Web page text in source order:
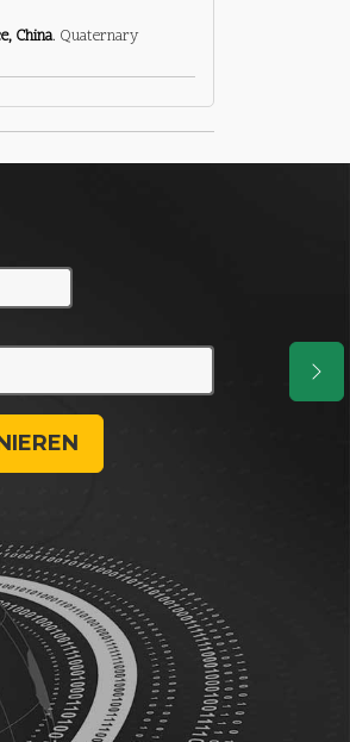
China. Quaternary